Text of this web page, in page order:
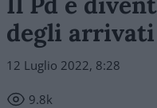
degli arrivati
12 Luglio 2022, 8:28
9.8k